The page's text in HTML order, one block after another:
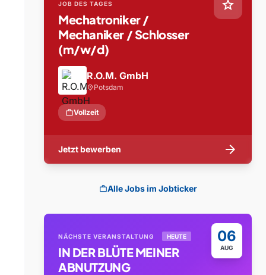
star
JOB DES TAGES
Mechatroniker /
Mechaniker / Schlosser
(m/w/d)
R.O.M. GmbH
location_on Potsdam
workVollzeit
Jetzt bewerben arrow_forward
workAlle Jobs im Jobticker
06
AUG
NÄCHSTE VERANSTALTUNG HEUTE
IN DER BLÜTE MEINER
ABNUTZUNG